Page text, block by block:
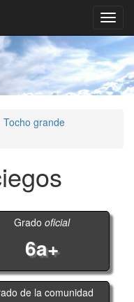
Tocho grande
Grado oficial
6a+
de la comunidad